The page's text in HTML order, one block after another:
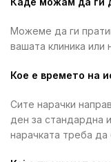
Можеме да ги
вашата клиника или
Кое е времето на
Сите нарачки
ден за стандардна
нарачката треба